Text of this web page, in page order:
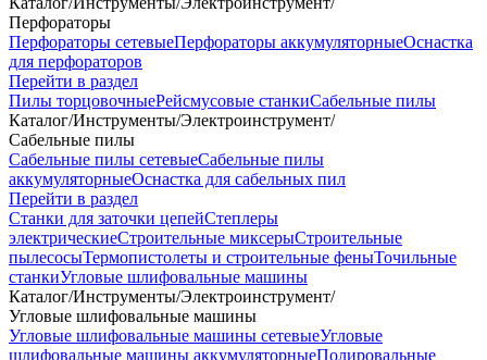
Перфораторы
Перфораторы сетевыеПерфораторы аккумуляторныеОснастка
для перфораторов
Перейти в раздел
Пилы торцовочныеРейсмусовые станкиСабельные пилы
Каталог/Инструменты/Электроинструмент/
Сабельные пилы
Сабельные пилы сетевыеСабельные пилы
аккумуляторныеОснастка для сабельных пил
Перейти в раздел
Станки для заточки цепейСтеплеры
электрическиеСтроительные миксерыСтроительные
пылесосыТермопистолеты и строительные феныТочильные
станкиУгловые шлифовальные машины
Каталог/Инструменты/Электроинструмент/
Угловые шлифовальные машины
Угловые шлифовальные машины сетевыеУгловые
шлифовальные машины аккумуляторныеПолировальные